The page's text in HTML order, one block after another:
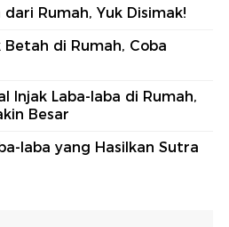
Rumah, Yuk Disimak!
di Rumah, Coba
Injak Laba-laba di Rumah,
Besar
laba yang Hasilkan Sutra